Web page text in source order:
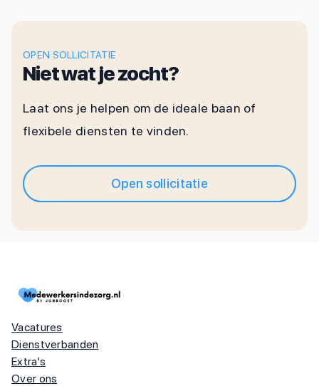
OPEN SOLLICITATIE
Niet wat je zocht?
Laat ons je helpen om de ideale baan of
flexibele diensten te vinden.
Open sollicitatie
Vacatures
Dienstverbanden
Extra's
Over ons